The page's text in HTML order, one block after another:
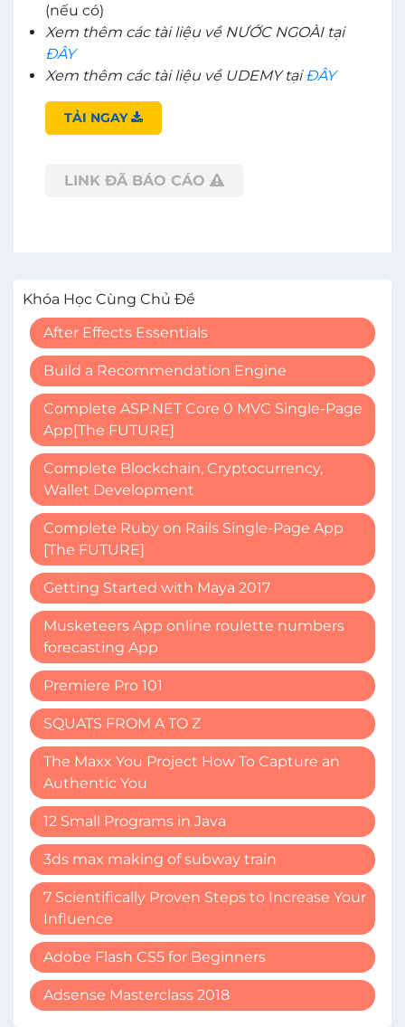
(nếu có)
Xem thêm các tài liệu về NƯỚC NGOÀI tại
ĐÂY
Xem thêm các tài liệu về UDEMY tạiĐÂY
TẢI NGAY
LINK ĐÃ BÁO CÁO
Khóa Học Cùng Chủ Đề
After Effects Essentials
Build a Recommendation Engine
Complete ASP.NET Core 0 MVC Single-Page
App[The FUTURE]
Complete Blockchain, Cryptocurrency,
Wallet Development
Complete Ruby on Rails Single-Page App
[The FUTURE]
Getting Started with Maya 2017
Musketeers App online roulette numbers
forecasting App
Premiere Pro 101
SQUATS FROM A TO Z
The Maxx You Project How To Capture an
Authentic You
12 Small Programs in Java
3ds max making of subway train
7 Scientifically Proven Steps to Increase Your
Influence
Adobe Flash CS5 for Beginners
Adsense Masterclass 2018